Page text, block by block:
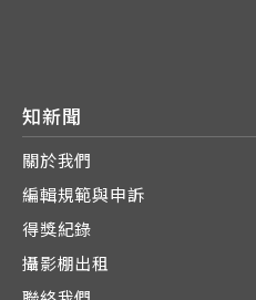
知新聞
關於我們
編輯規範與申訴
得獎紀錄
攝影棚出租